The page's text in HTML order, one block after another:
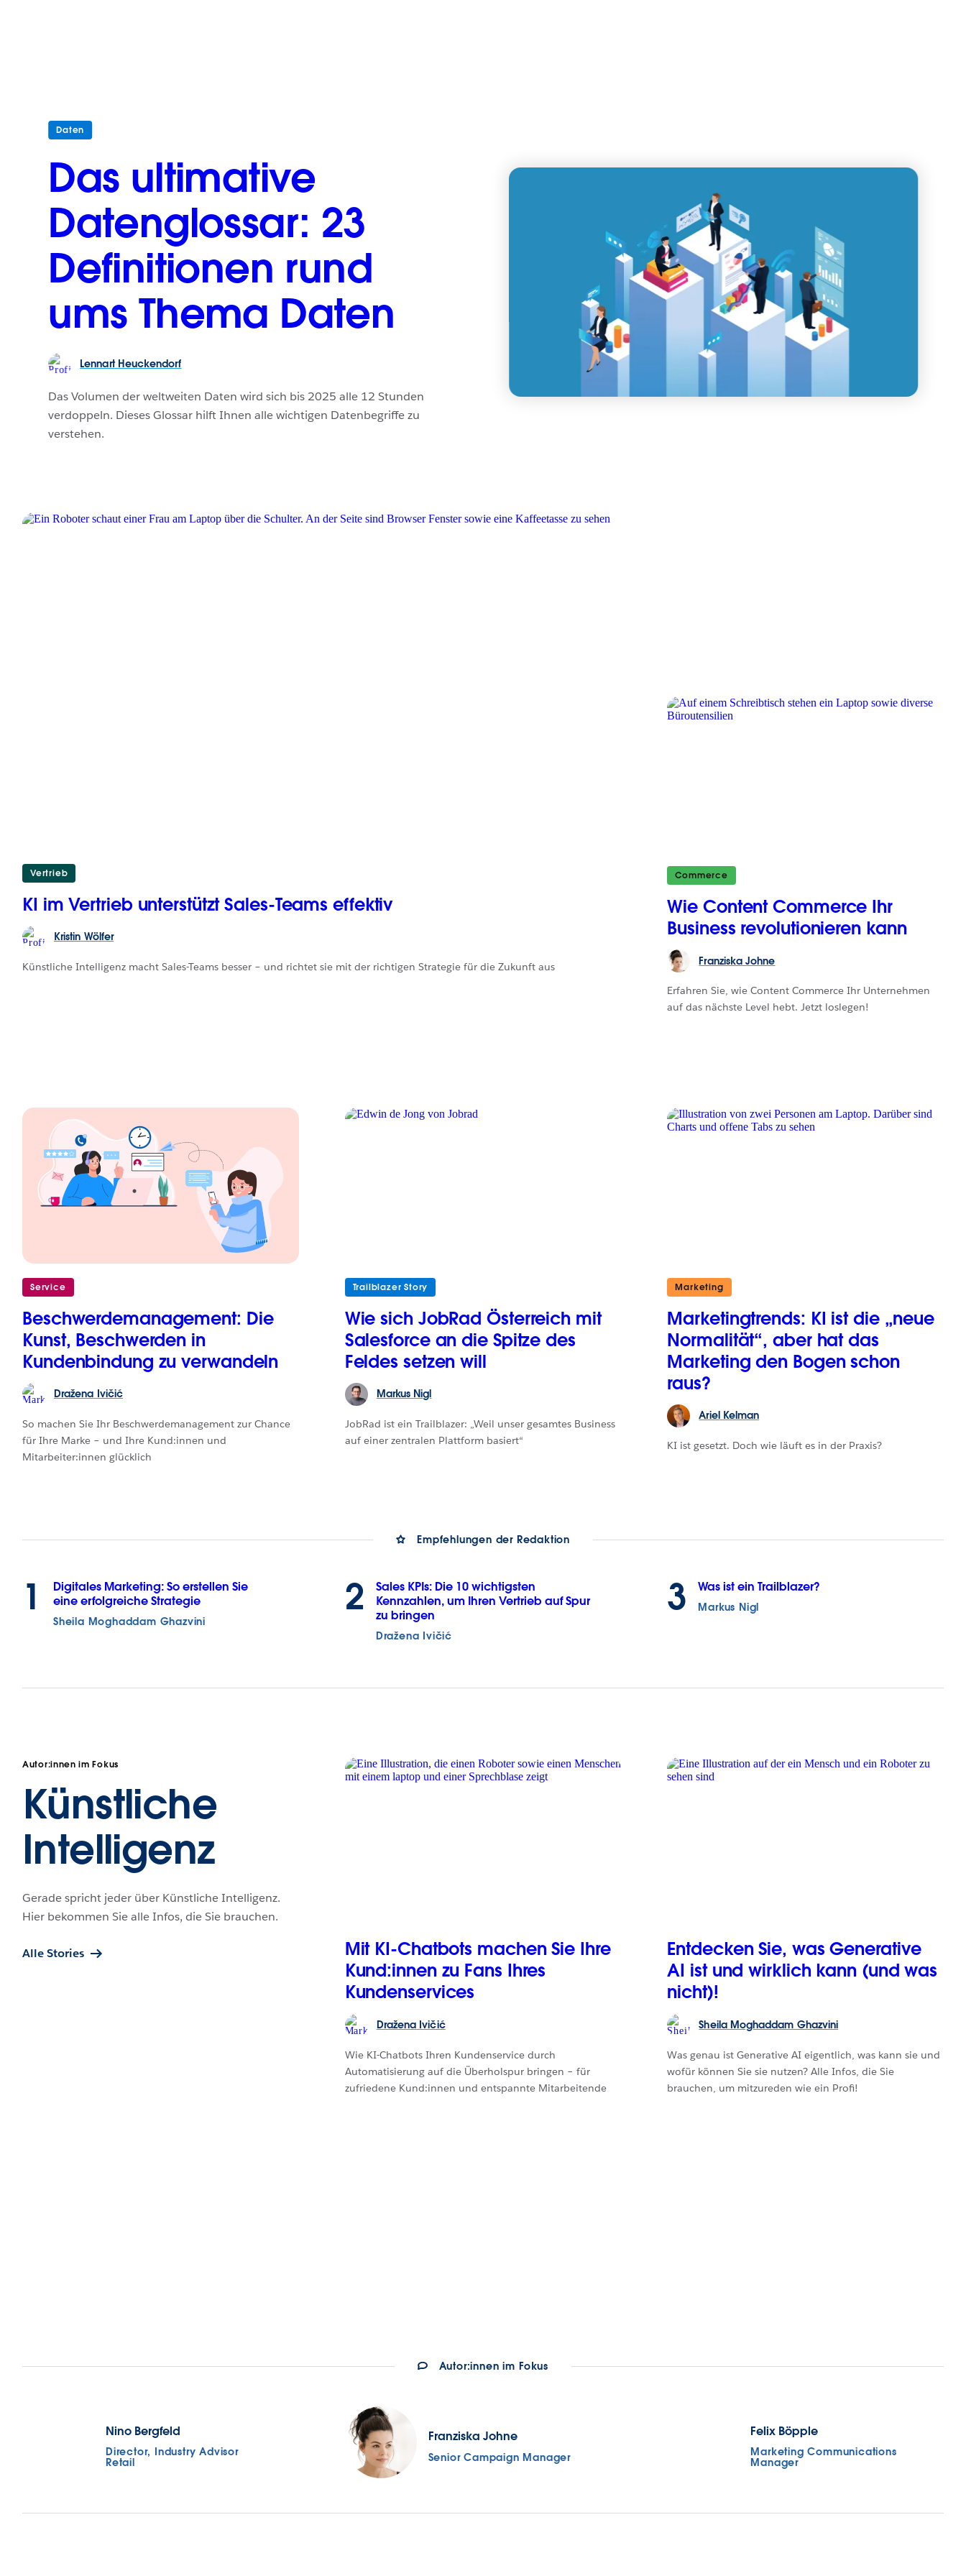
Daten
Das ultimative
Datenglossar: 23
Definitionen rund
ums Thema Daten
Lennart Heuckendorf
Das Volumen der weltweiten Daten wird sich bis 2025 alle 12 Stunden
verdoppeln. Dieses Glossar hilft Ihnen alle wichtigen Datenbegriffe zu
verstehen.
Vertrieb
KI im Vertrieb unterstützt Sales-Teams effektiv
Kristin Wölfer
Künstliche Intelligenz macht Sales-Teams besser – und richtet sie mit der richtigen Strategie für die Zukunft aus
Commerce
Wie Content Commerce Ihr
Business revolutionieren kann
Franziska Johne
Erfahren Sie, wie Content Commerce Ihr Unternehmen
auf das nächste Level hebt. Jetzt loslegen!
Service
Beschwerdemanagement: Die
Kunst, Beschwerden in
Kundenbindung zu verwandeln
Dražena Ivičić
So machen Sie Ihr Beschwerdemanagement zur Chance
für Ihre Marke – und Ihre Kund:innen und
Mitarbeiter:innen glücklich
Trailblazer Story
Wie sich JobRad Österreich mit
Salesforce an die Spitze des
Feldes setzen will
Markus Nigl
JobRad ist ein Trailblazer: „Weil unser gesamtes Business
auf einer zentralen Plattform basiert“
Marketing
Marketingtrends: KI ist die „neue
Normalität“, aber hat das
Marketing den Bogen schon
raus?
Ariel Kelman
KI ist gesetzt. Doch wie läuft es in der Praxis?
Empfehlungen der Redaktion
1
Digitales Marketing: So erstellen Sie
eine erfolgreiche Strategie
Sheila Moghaddam Ghazvini
2
Sales KPIs: Die 10 wichtigsten
Kennzahlen, um Ihren Vertrieb auf Spur
zu bringen
Dražena Ivičić
3 Was ist ein Trailblazer?
Markus Nigl
Autor:innen im Fokus
Künstliche
Intelligenz
Gerade spricht jeder über Künstliche Intelligenz.
Hier bekommen Sie alle Infos, die Sie brauchen.
Alle Stories
Mit KI-Chatbots machen Sie Ihre
Kund:innen zu Fans Ihres
Kundenservices
Dražena Ivičić
Wie KI-Chatbots Ihren Kundenservice durch
Automatisierung auf die Überholspur bringen – für
zufriedene Kund:innen und entspannte Mitarbeitende
Entdecken Sie, was Generative
AI ist und wirklich kann (und was
nicht)!
Sheila Moghaddam Ghazvini
Was genau ist Generative AI eigentlich, was kann sie und
wofür können Sie sie nutzen? Alle Infos, die Sie
brauchen, um mitzureden wie ein Profi!
Autor:innen im Fokus
Nino Bergfeld
Director, Industry Advisor
Retail
Franziska Johne
Senior Campaign Manager
Felix Böpple
Marketing Communications
Manager